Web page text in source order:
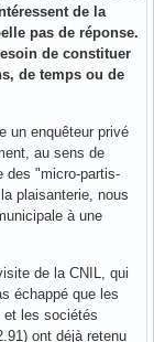
de la
pas de réponse.
de constituer
de temps ou de
un enquêteur privé
au sens de
des "micro-partis-
plaisanterie, nous
à une
de la CNIL, qui
échappé que les
et les sociétés
ont déjà retenu